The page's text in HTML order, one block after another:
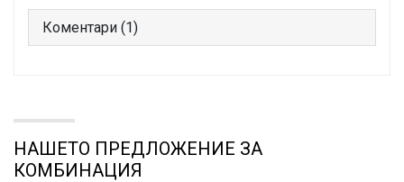
Коментари (1)
НАШЕТО ПРЕДЛОЖЕНИЕ ЗА
КОМБИНАЦИЯ